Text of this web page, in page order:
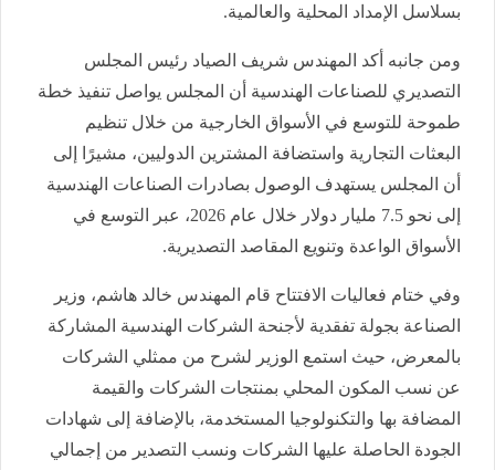
بسلاسل الإمداد المحلية والعالمية.
ومن جانبه أكد المهندس شريف الصياد رئيس المجلس
التصديري للصناعات الهندسية أن المجلس يواصل تنفيذ خطة
طموحة للتوسع في الأسواق الخارجية من خلال تنظيم
البعثات التجارية واستضافة المشترين الدوليين، مشيرًا إلى
أن المجلس يستهدف الوصول بصادرات الصناعات الهندسية
إلى نحو 7.5 مليار دولار خلال عام 2026، عبر التوسع في
الأسواق الواعدة وتنويع المقاصد التصديرية.
وفي ختام فعاليات الافتتاح قام المهندس خالد هاشم، وزير
الصناعة بجولة تفقدية لأجنحة الشركات الهندسية المشاركة
بالمعرض، حيث استمع الوزير لشرح من ممثلي الشركات
عن نسب المكون المحلي بمنتجات الشركات والقيمة
المضافة بها والتكنولوجيا المستخدمة، بالإضافة إلى شهادات
الجودة الحاصلة عليها الشركات ونسب التصدير من إجمالي